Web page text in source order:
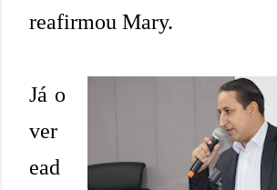
reafirmou Mary.
Já o
ver
ead